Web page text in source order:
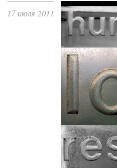
17 июля 2011